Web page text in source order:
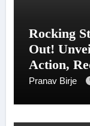
Rocking
Out!
Action,
Pranav Birje